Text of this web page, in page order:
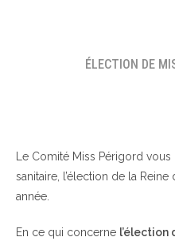
ÉLECTION DE
Le Comité Miss Périgord
sanitaire, l’élection de la
année.
En ce qui concerne l’élection